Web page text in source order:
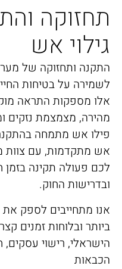
תחזוקה
גילוי אש
התקנה ותחזוקה של
לשמירה על בטיחות
אלו מספקות התראה
מהירה, מצמצמת נזקים
פילו אש מתמחה
אש מתקדמות, עם צוות
לכם פעולה תקינה בזמן
ובדרישות החוק.
אנו מתחייבים לספק
ביותר ובלוחות זמנים
הישראלי, רישוי עסקים,
הכבאות